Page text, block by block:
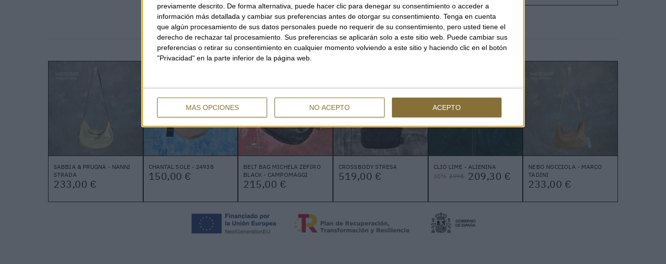
previamente descrito. De forma alternativa, puede hacer clic para denegar su consentimiento o acceder a
información más detallada y cambiar sus preferencias antes de otorgar su consentimiento. Tenga en cuenta
que algún procesamiento de sus datos personales puede no requerir de su consentimiento, pero usted tiene el
derecho de rechazar tal procesamiento. Sus preferencias se aplicarán solo a este sitio web. Puede cambiar sus
preferencias o retirar su consentimiento en cualquier momento volviendo a este sitio y haciendo clic en el botón
"Privacidad" en la parte inferior de la página web.
MÁS OPCIONES NO ACEPTO ACEPTO
YOU CAN ALSO BE INTERESTED
SABBIA & PRUGNA - NANNI
STRADA
233,00 €
CHANTAL SOLE - 24938
150,00 €
BELT BAG MICHELA ZEFIRO
BLACK - CAMPOMAGGI
215,00 €
CROSSBODY STRESA
519,00 €
CLIO LIME - ALIENINA
30% 299€ 209,30 €
NEBO NOCCIOLA - MARCO
TADINI
233,00 €